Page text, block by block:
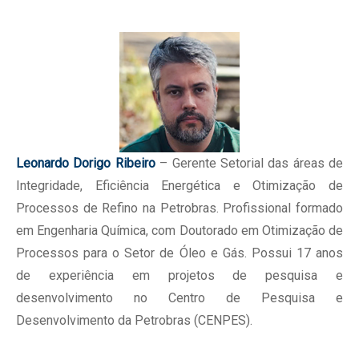
Leonardo Dorigo Ribeiro– Gerente Setorial das áreas de
Integridade, Eficiência Energética e Otimização de
Processos de Refino na Petrobras. Profissional formado
em Engenharia Química, com Doutorado em Otimização de
Processos para o Setor de Óleo e Gás. Possui 17 anos
de experiência em projetos de pesquisa e
desenvolvimento no Centro de Pesquisa e
Desenvolvimento da Petrobras (CENPES).